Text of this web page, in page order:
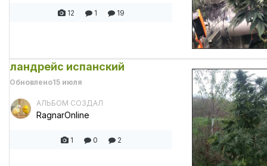
12 1 19
ландрейс испанский
Обновлено15 июля
АЛЬБОМ СОЗДАЛ
RagnarOnline
1 0 2